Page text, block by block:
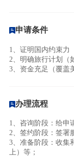
申请条件
1、证明国内约束力
2、明确旅行计划（
3、资金充足（覆盖
办理流程
1、咨询阶段：给申
2、签约阶段：签署
3、准备阶段：收集
上）等；